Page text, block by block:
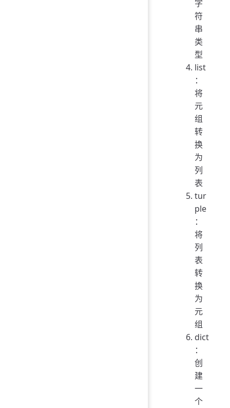
字
符
串
类
型
list
：
将
元
组
转
换
为
列
表
tur
ple
：
将
列
表
转
换
为
元
组
dict
：
创
建
一
个